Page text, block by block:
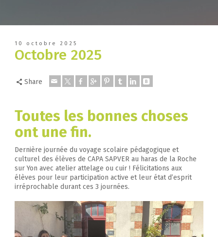
10 octobre 2025
Octobre 2025
Share
Toutes les bonnes choses
ont une fin.
Dernière journée du voyage scolaire pédagogique et
culturel des élèves de CAPA SAPVER au haras de la Roche
sur Yon avec atelier attelage ou cuir ! Félicitations aux
élèves pour leur participation active et leur état d’esprit
irréprochable durant ces 3 journées.